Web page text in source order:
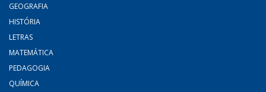
GEOGRAFIA
HISTÓRIA
LETRAS
MATEMÁTICA
PEDAGOGIA
QUÍMICA